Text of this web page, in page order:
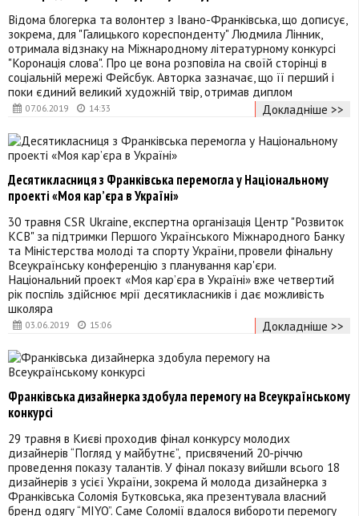
07.06.2019 14:33
Відома блогерка та волонтер з Івано-Франківська, що дописує,
зокрема, для "Галицького кореспонденту" Людмила Лінник,
отримала відзнаку на Міжнародному літературному конкурсі
"Коронація слова". Про це вона розповіла на своїй сторінці в
соціальній мережі Фейсбук. Авторка зазначає, що її перший і
поки єдиний великий художній твір, отримав диплом
Докладніше >>
03.06.2019 15:06
Десятикласниця з Франківська перемогла у Національному
проекті «Моя кар’єра в Україні»
30 травня CSR Ukraine, експертна організація Центр "Розвиток
КСВ" за підтримки Першого Українського Міжнародного Банку
та Міністерства молоді та спорту України, провели фінальну
Всеукраїнську конференцію з планування кар'єри.
Національний проект «Моя кар’єра в Україні» вже четвертий
рік поспіль здійснює мрії десятикласників і дає можливість
школяра
Докладніше >>
Франківська дизайнерка здобула перемогу на Всеукраїнському
конкурсі
29 травня в Києві проходив фінал конкурсу молодих
дизайнерів “Погляд у майбутнє”, присвячений 20-річчю
проведення показу талантів. У фінал показу вийшли всього 18
дизайнерів з усієї України, зокрема й молода дизайнерка з
Франківська Соломія Бутковська, яка презентувала власний
бренд одягу “MIYO”. Саме Соломії вдалося вибороти перемогу